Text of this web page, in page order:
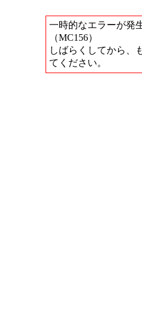
一時的なエラーが発
（MC156）
しばらくしてから、
てください。